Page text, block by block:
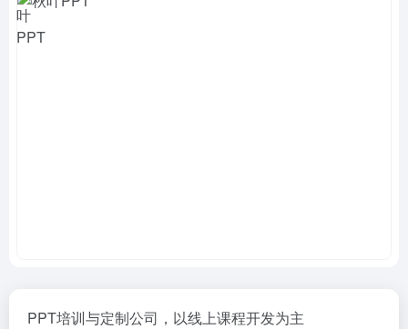
PPT培训与定制公司，以线上课程开发为主